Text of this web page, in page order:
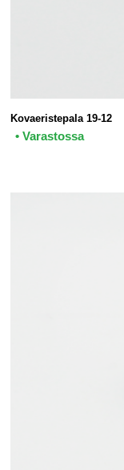
Kovaeristepala 19-12
• Varastossa